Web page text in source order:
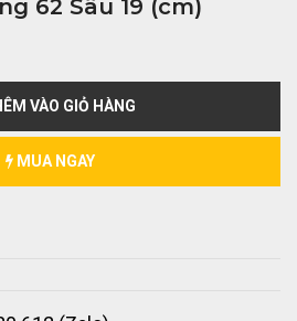
62 Sâu 19 (cm)
VÀO GIỎ HÀNG
MUA NGAY